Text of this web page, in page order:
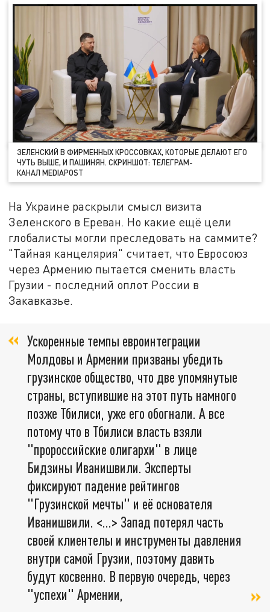
ЗЕЛЕНСКИЙ В ФИРМЕННЫХ КРОССОВКАХ, КОТОРЫЕ ДЕЛАЮТ ЕГО
ЧУТЬ ВЫШЕ, И ПАШИНЯН. СКРИНШОТ: ТЕЛЕГРАМ-
КАНАЛ MEDIAPOST
На Украине раскрыли смысл визита
Зеленского в Ереван. Но какие ещё цели
глобалисты могли преследовать на саммите?
"Тайная канцелярия" считает, что Евросоюз
через Армению пытается сменить власть
Грузии - последний оплот России в
Закавказье.
Ускоренные темпы евроинтеграции
Молдовы и Армении призваны убедить
грузинское общество, что две упомянутые
страны, вступившие на этот путь намного
позже Тбилиси, уже его обогнали. А все
потому что в Тбилиси власть взяли
"пророссийские олигархи" в лице
Бидзины Иванишвили. Эксперты
фиксируют падение рейтингов
"Грузинской мечты" и её основателя
Иванишвили. <...> Запад потерял часть
своей клиентелы и инструменты давления
внутри самой Грузии, поэтому давить
будут косвенно. В первую очередь, через
"успехи" Армении,